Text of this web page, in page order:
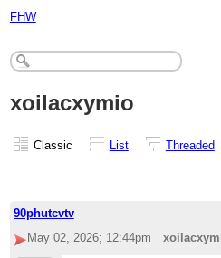
FHW
xoilacxymio
Classic List Threaded
90phutcvtv
May 02, 2026; 12:44pm